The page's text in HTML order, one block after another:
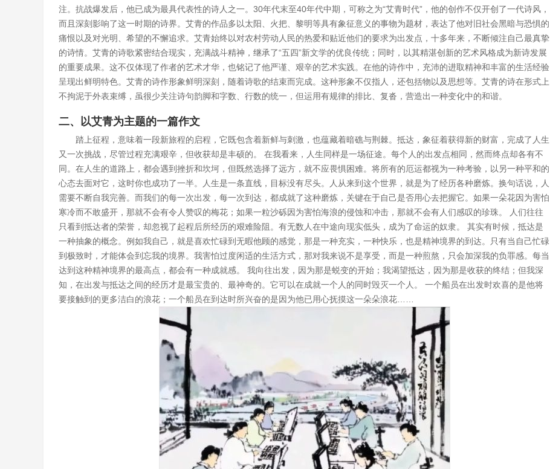
注。抗战爆发后，他已成为最具代表性的诗人之一。30年代末至40年代中期，可称之为“艾青时代”，他的创作不仅开创了一代诗风，
而且深刻影响了这一时期的诗界。艾青的作品多以太阳、火把、黎明等具有象征意义的事物为题材，表达了他对旧社会黑暗与恐惧的
痛恨以及对光明、希望的不懈追求。艾青始终以对农村劳动人民的热爱和贴近他们的要求为出发点，十多年来，不断倾注自己最真挚
的诗情。艾青的诗歌紧密结合现实，充满战斗精神，继承了“五四”新文学的优良传统；同时，以其精湛创新的艺术风格成为新诗发展
的重要成果。这不仅体现了作者的艺术才华，也铭记了他严谨、艰辛的艺术实践。在他的诗作中，充沛的进取精神和丰富的生活经验
呈现出鲜明特色。艾青的诗作形象鲜明深刻，随着诗歌的结束而完成。这种形象不仅指人，还包括物以及思想等。艾青的诗在形式上
不拘泥于外表束缚，虽很少关注诗句韵脚和字数、行数的统一，但运用有规律的排比、复沓，营造出一种变化中的和谐。
二、以艾青为主题的一篇作文
踏上征程，意味着一段新旅程的启程，它既包含着新鲜与刺激，也蕴藏着暗礁与荆棘。抵达，象征着获得新的财富，完成了人生
又一次挑战，尽管过程充满艰辛，但收获却是丰硕的。 在我看来，人生同样是一场征途。每个人的出发点相同，然而终点却各有不
同。在人生的道路上，都会遇到挫折和坎坷，但既然选择了远方，就不应畏惧困难。将所有的厄运都视为一种考验，以另一种平和的
心态去面对它，这时你也成功了一半。人生是一条直线，目标没有尽头。人从来到这个世界，就是为了经历各种磨炼。换句话说，人
需要不断自我完善。而我们的每一次出发，每一次到达，都成就了这种磨炼，关键在于自己是否用心去把握它。如果一朵花因为害怕
寒冷而不敢盛开，那就不会有令人赞叹的梅花；如果一粒沙砾因为害怕海浪的侵蚀和冲击，那就不会有人们感叹的珍珠。 人们往往
只看到抵达者的荣誉，却忽视了起程后所经历的艰难险阻。有无数人在中途向现实低头，成为了命运的奴隶。 其实有时候，抵达是
一种抽象的概念。例如我自己，就是喜欢忙碌到无暇他顾的感觉，那是一种充实，一种快乐，也是精神境界的到达。只有当自己忙碌
到极致时，才能体会到忘我的境界。我害怕过度闲适的生活方式，那对我来说不是享受，而是一种煎熬，只会加深我的负罪感。每当
达到这种精神境界的最高点，都会有一种成就感。 我向往出发，因为那是蜕变的开始；我渴望抵达，因为那是收获的终结；但我深
知，在出发与抵达之间的经历才是最宝贵的、最神奇的。它可以在成就一个人的同时毁灭一个人。 一个船员在出发时欢喜的是他将
要接触到的更多洁白的浪花；一个船员在到达时所兴奋的是因为他已用心抚摸这一朵朵浪花……